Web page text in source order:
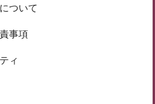
ついて
事項
ィ